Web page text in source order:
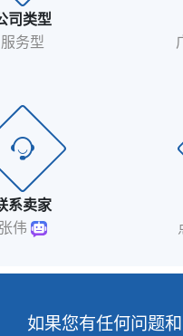
司类型
服务型
系卖家
张伟
如果您有任何问题